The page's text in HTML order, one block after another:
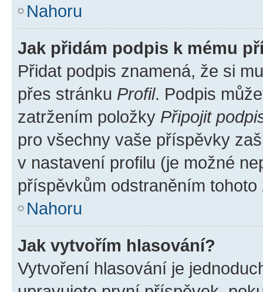
Nahoru
Jak přidám podpis k mému
Přidat podpis znamená, že si
přes stránku Profil. Podpis
zatržením položky Připojit
pro všechny vaše příspěvky
v nastavení profilu (je možné
příspěvkům odstraněním
Nahoru
Jak vytvořím hlasování?
Vytvoření hlasování je